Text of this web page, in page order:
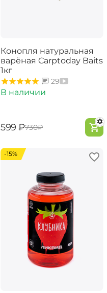
Конопля натуральная
варёная Carptoday Baits
1кг
29
В наличии
‍599‍ ₽‍730‍₽
-15%